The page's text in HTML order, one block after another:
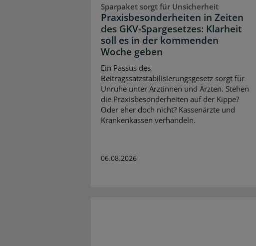
Sparpaket sorgt für Unsicherheit
Praxisbesonderheiten in Zeiten
des GKV-Spargesetzes: Klarheit
soll es in der kommenden
Woche geben
Ein Passus des
Beitragssatzstabilisierungsgesetz sorgt für
Unruhe unter Ärztinnen und Ärzten. Stehen
die Praxisbesonderheiten auf der Kippe?
Oder eher doch nicht? Kassenärzte und
Krankenkassen verhandeln.
06.08.2026